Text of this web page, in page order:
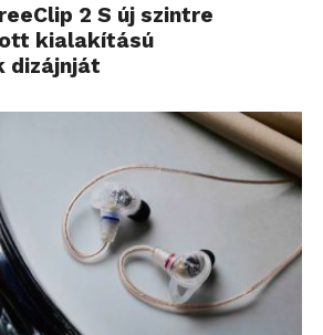
2 S új szintre
kialakítású
dizájnját